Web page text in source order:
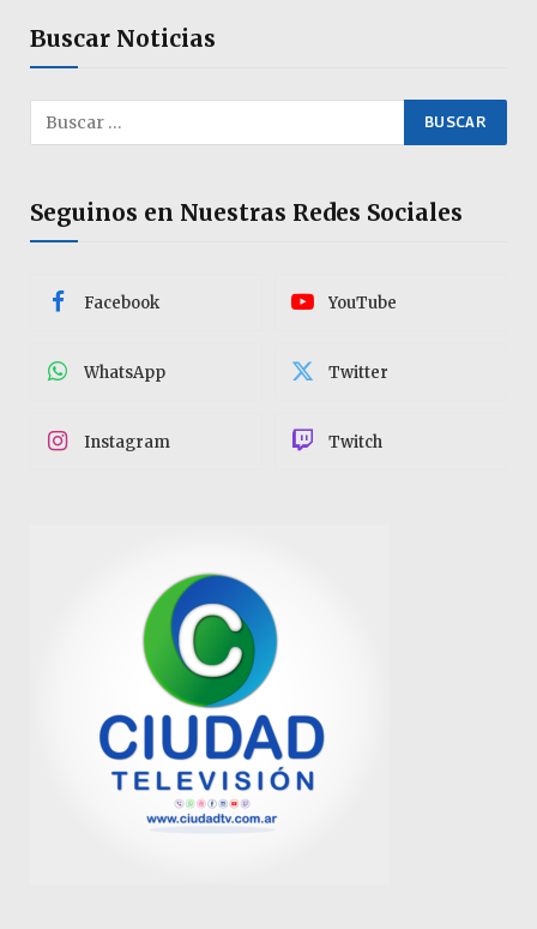
Buscar Noticias
Seguinos en Nuestras Redes Sociales
Facebook YouTube
WhatsApp Twitter
Instagram Twitch